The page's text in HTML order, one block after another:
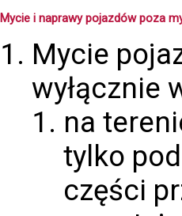
Mycie i naprawy pojazdów poza
Mycie
wyłącznie
na
tylko
części